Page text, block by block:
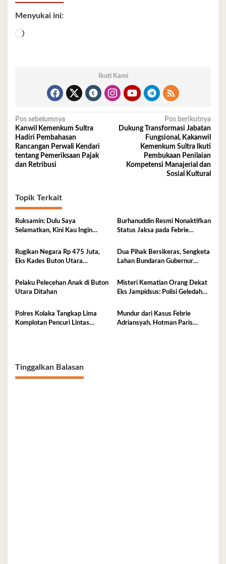
Menyukai ini:
Memuat...
Ikuti Kami
Navigasi
pos
Pos sebelumnya
Kanwil Kemenkum Sultra
Hadiri Pembahasan
Rancangan Perwali Kendari
tentang Pemeriksaan Pajak
dan Retribusi
Pos berikutnya
Dukung Transformasi Jabatan
Fungsional, Kakanwil
Kemenkum Sultra Ikuti
Pembukaan Penilaian
Kompetensi Manajerial dan
Sosial Kultural
Topik Terkait
Ruksamin: Dulu Saya
Selamatkan, Kini Kau Ingin
Burhanuddin Resmi Nonaktifkan
Status Jaksa pada Febrie
Rugikan Negara Rp 475 Juta,
Eks Kades Buton Utara
Dua Pihak Bersikeras, Sengketa
Lahan Bundaran Gubernur
Pelaku Pelecehan Anak di Buton
Utara Ditahan
Misteri Kematian Orang Dekat
Eks Jampidsus: Polisi Geledah
Polres Kolaka Tangkap Lima
Komplotan Pencuri Lintas
Mundur dari Kasus Febrie
Adriansyah, Hotman Paris
Tinggalkan Balasan